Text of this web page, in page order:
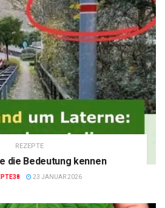
REZEPTE
die Bedeutung kennen
23 JANUAR 2026